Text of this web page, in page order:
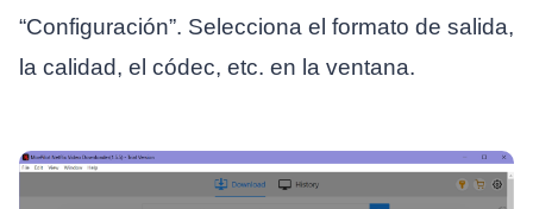
“Configuración”. Selecciona el formato de salida,
la calidad, el códec, etc. en la ventana.